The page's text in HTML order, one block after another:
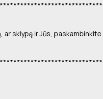
sklypą ir Jūs, paskambinkite.